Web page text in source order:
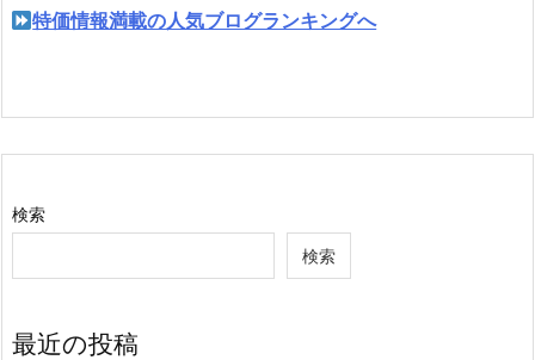
特価情報満載の人気ブログランキングへ
検索
検索
最近の投稿